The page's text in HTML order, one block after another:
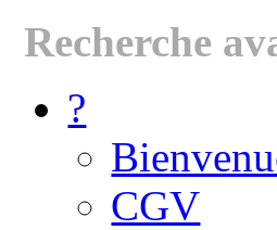
Recherche
?
CGV